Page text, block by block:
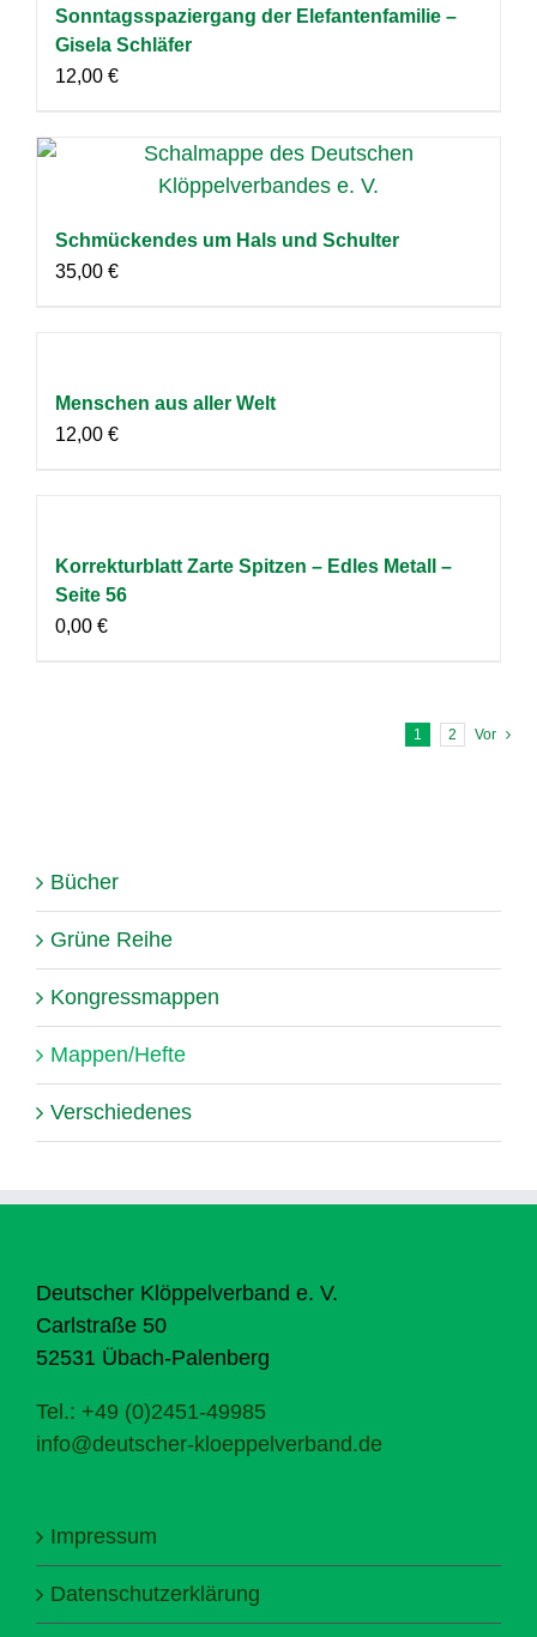
Sonntagsspaziergang der Elefantenfamilie –
Gisela Schläfer
12,00 €
Schmückendes um Hals und Schulter
35,00 €
Menschen aus aller Welt
12,00 €
Korrekturblatt Zarte Spitzen – Edles Metall –
Seite 56
0,00 €
1 2 Vor
Bücher
Grüne Reihe
Kongressmappen
Mappen/Hefte
Verschiedenes
Deutscher Klöppelverband e. V.
Carlstraße 50
52531 Übach-Palenberg
Tel.: +49 (0)2451-49985
info@deutscher-kloeppelverband.de
Impressum
Datenschutzerklärung